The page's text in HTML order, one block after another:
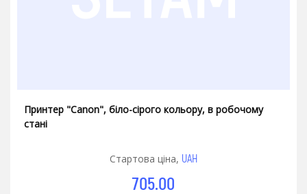
Принтер "Canon", біло-сірого кольору, в робочому
стані
Стартова ціна, UAH
705.00